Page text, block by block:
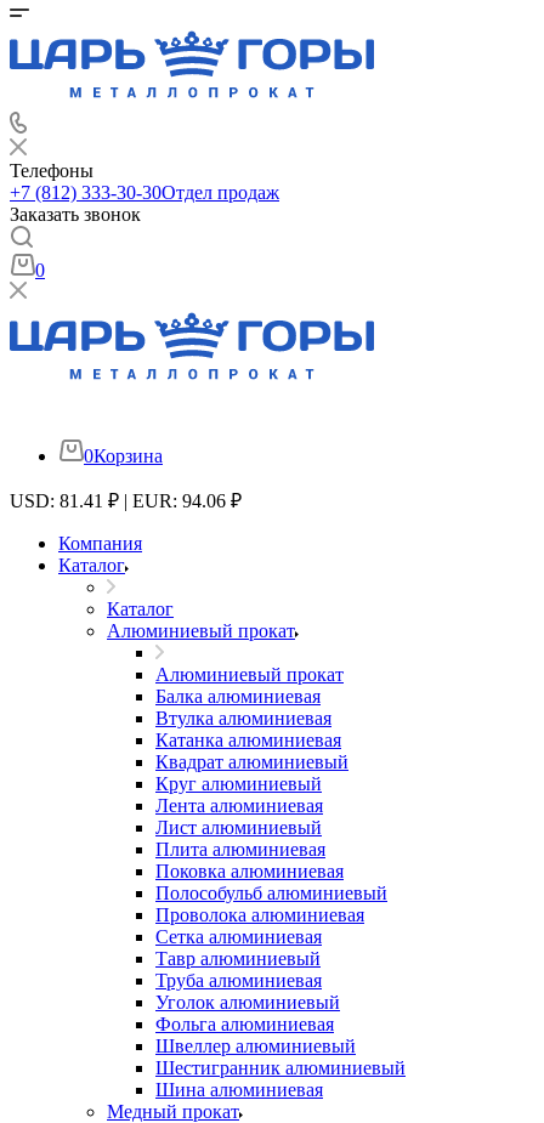
Телефоны
+7 (812) 333-30-30Отдел продаж
Заказать звонок
0
0Корзина
USD: 81.41 ₽ | EUR: 94.06 ₽
Компания
Каталог
Каталог
Алюминиевый прокат
Алюминиевый прокат
Балка алюминиевая
Втулка алюминиевая
Катанка алюминиевая
Квадрат алюминиевый
Круг алюминиевый
Лента алюминиевая
Лист алюминиевый
Плита алюминиевая
Поковка алюминиевая
Полособульб алюминиевый
Проволока алюминиевая
Сетка алюминиевая
Тавр алюминиевый
Труба алюминиевая
Уголок алюминиевый
Фольга алюминиевая
Швеллер алюминиевый
Шестигранник алюминиевый
Шина алюминиевая
Медный прокат